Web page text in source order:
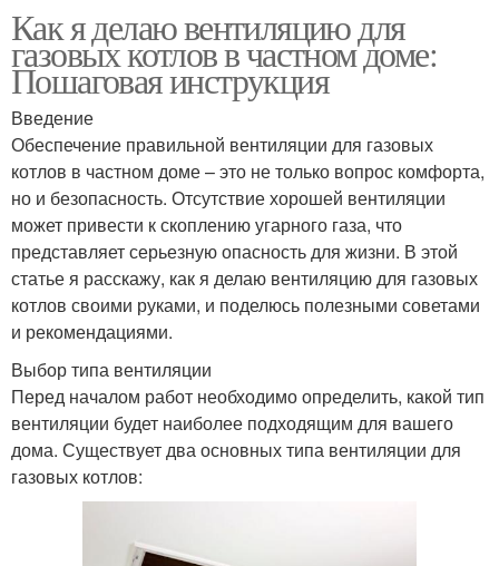
Как я делаю вентиляцию для
газовых котлов в частном доме:
Пошаговая инструкция
Введение
Обеспечение правильной вентиляции для газовых
котлов в частном доме – это не только вопрос комфорта,
но и безопасность. Отсутствие хорошей вентиляции
может привести к скоплению угарного газа, что
представляет серьезную опасность для жизни. В этой
статье я расскажу, как я делаю вентиляцию для газовых
котлов своими руками, и поделюсь полезными советами
и рекомендациями.
Выбор типа вентиляции
Перед началом работ необходимо определить, какой тип
вентиляции будет наиболее подходящим для вашего
дома. Существует два основных типа вентиляции для
газовых котлов: